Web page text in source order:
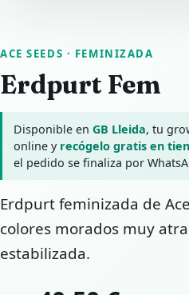
ACE SEEDS · FEMINIZADA
Erdpurt Fem
Disponible enGB Lleida, tu
online y recógelo gratis en
el pedido se finaliza por
Erdpurt feminizada de
colores morados muy
estabilizada.